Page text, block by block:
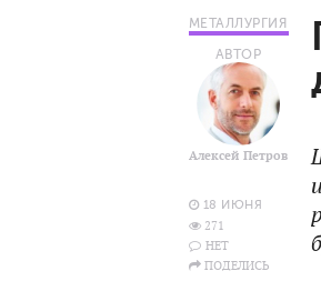
МЕТАЛЛУРГИЯ
АВТОР
Алексей Петров
18 ИЮНЯ
271
НЕТ
ПОДЕЛИСЬ